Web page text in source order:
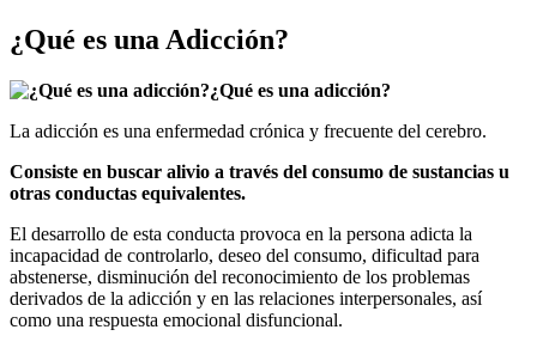
¿Qué es una Adicción?
¿Qué es una adicción?
La adicción es una enfermedad crónica y frecuente del cerebro.
Consiste en buscar alivio a través del consumo de sustancias u
otras conductas equivalentes.
El desarrollo de esta conducta provoca en la persona adicta la
incapacidad de controlarlo, deseo del consumo, dificultad para
abstenerse, disminución del reconocimiento de los problemas
derivados de la adicción y en las relaciones interpersonales, así
como una respuesta emocional disfuncional.